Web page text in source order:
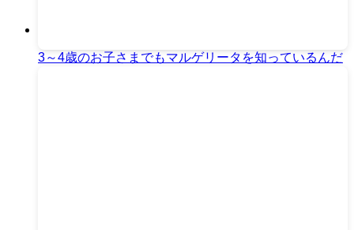
3～4歳のお子さまでもマルゲリータを知っているんだ